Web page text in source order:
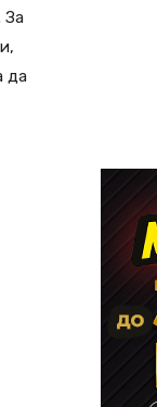
За
да